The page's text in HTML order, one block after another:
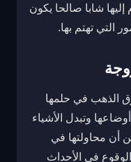
إليها شابا صالحا يكون
التي تهتم بها.
الذهب في حلمها
وتبدل الأشياء
أن محاولتها في
في الأحداث